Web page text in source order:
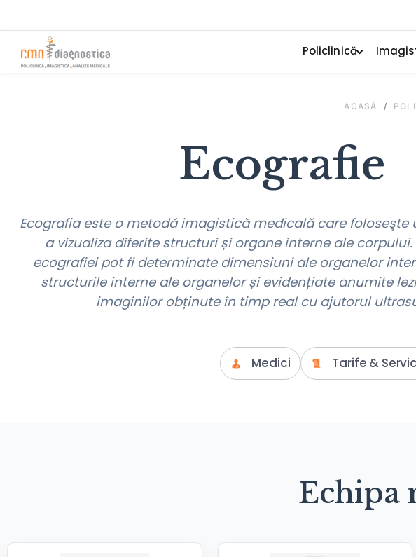
Policlinică
ACASĂ /
Ecografie
Ecografia este o metodă imagistică medicală care foloseşte
a vizualiza diferite structuri și organe interne ale
ecografiei pot fi determinate dimensiuni ale organelor
structurile interne ale organelor și evidențiate anumite
imaginilor obținute în timp real cu ajutorul
Medici Tarife &
Echipa